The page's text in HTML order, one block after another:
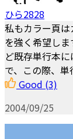
ひら2828
私もカラー頁
を強く希望し
ど既存単行本
で、この際、
Good (3)
2004/09/25